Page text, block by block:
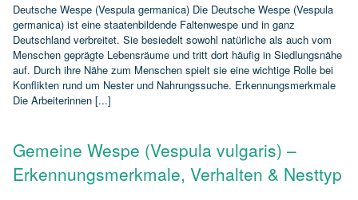
Deutsche Wespe (Vespula germanica) Die Deutsche Wespe (Vespula
germanica) ist eine staatenbildende Faltenwespe und in ganz
Deutschland verbreitet. Sie besiedelt sowohl natürliche als auch vom
Menschen geprägte Lebensräume und tritt dort häufig in Siedlungsnähe
auf. Durch ihre Nähe zum Menschen spielt sie eine wichtige Rolle bei
Konflikten rund um Nester und Nahrungssuche. Erkennungsmerkmale
Die Arbeiterinnen [...]
Gemeine Wespe (Vespula vulgaris) –
Erkennungsmerkmale, Verhalten & Nesttyp